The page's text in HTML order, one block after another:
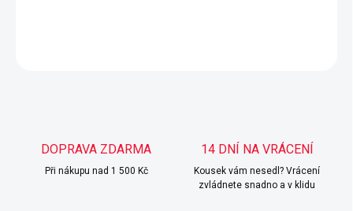
DOPRAVA ZDARMA
Při nákupu nad 1 500 Kč
14 DNÍ NA VRÁCENÍ
Kousek vám nesedl? Vrácení
zvládnete snadno a v klidu